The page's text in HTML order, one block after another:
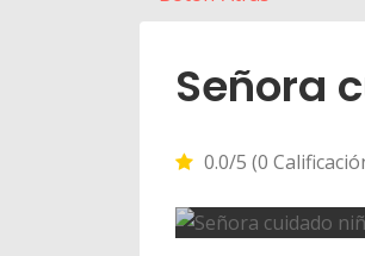
Señora
0.0/5 (0